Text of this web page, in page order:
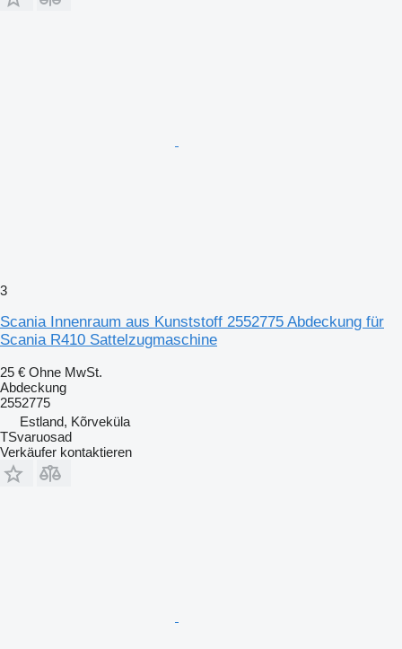
3
Scania Innenraum aus Kunststoff 2552775 Abdeckung für
Scania R410 Sattelzugmaschine
25 € Ohne MwSt.
Abdeckung
2552775
Estland, Kõrveküla
TSvaruosad
Verkäufer kontaktieren